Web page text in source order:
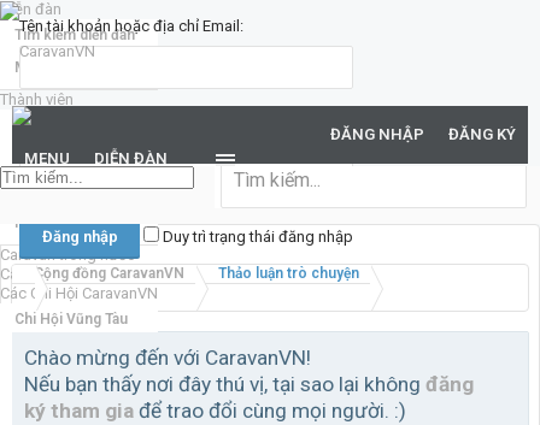
Diễn đàn
Tìm kiếm diễn đàn
Mới nhất
Thành viên
Notable Members
Đang trực tuyến
Hoạt động gần đây
New Profile Posts
Caravan trong nước
Caravan quốc tế
Các Chi Hội CaravanVN
Chi Hội Vũng Tàu
Chi Hội Đồng Nai
Chi Hội Miền Bắc
Chi Hội Bình Dương
Tên tài khoản hoặc địa chỉ Email:
Mật khẩu:
Bạn đã quên mật khẩu?
Duy trì trạng thái đăng nhập
MENU DIỄN ĐÀN
ĐĂNG NHẬP ĐĂNG KÝ
Cộng đồng CaravanVN Thảo luận trò chuyện
Chào mừng đến với CaravanVN!
Nếu bạn thấy nơi đây thú vị, tại sao lại không đăng
ký tham gia để trao đổi cùng mọi người. :)